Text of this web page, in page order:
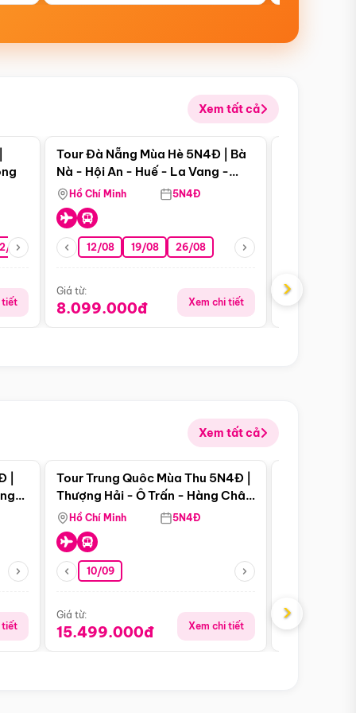
Xem tất cả
08 26/08 05/09 09/09 12/09
tiết
Điểm nổi bật
Tour Đà Nẵng Mùa Hè 5N4Đ | Bà
Nà - Hội An - Huế - La Vang -
Động Thiên Đường
Hồ Chí Minh 5N4Đ
12/08 19/08 26/08
Giá từ:
8.099.000đ Xem chi tiết
Giá từ:
›
Xem tất cả
|
tiết
Điểm nổi bật
Tour Trung Quôc Mùa Thu 5N4Đ |
Thượng Hải - Ô Trấn - Hàng Châu
(Tour Không Shopping)
Hồ Chí Minh 5N4Đ
10/09
Giá từ:
15.499.000đ Xem chi tiết
Giá từ:
›